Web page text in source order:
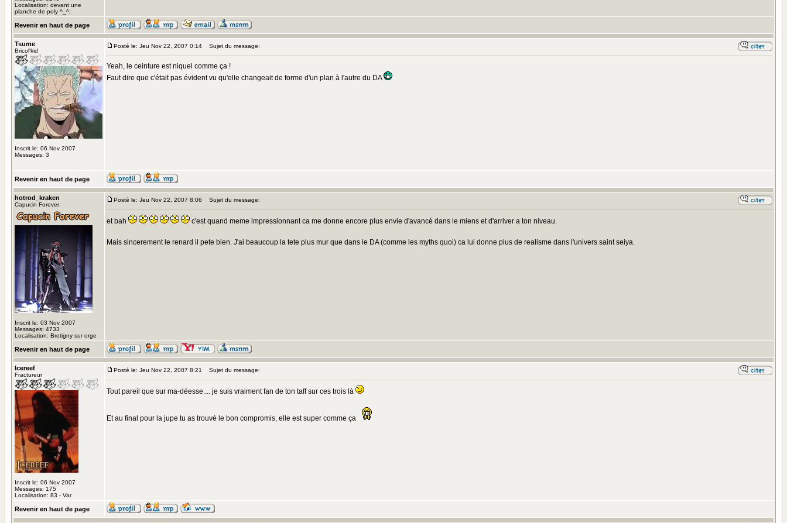
Localisation: devant une
planche de poly ^_^;
Revenir en haut de page
Tsume
Bricol'kid
Inscrit le: 06 Nov 2007
Messages: 3
Posté le: Jeu Nov 22, 2007 0:14 Sujet du message:
Yeah, le ceinture est niquel comme ça !
Faut dire que c'était pas évident vu qu'elle changeait de forme d'un plan à l'autre du DA
Revenir en haut de page
hotrod_kraken
Capucin Forever
Inscrit le: 03 Nov 2007
Messages: 4733
Localisation: Bretigny sur orge
Posté le: Jeu Nov 22, 2007 8:06 Sujet du message:
et bah c'est quand meme impressionnant ca me donne encore plus envie d'avancé dans le miens et d'arriver a ton niveau.
Mais sincerement le renard il pete bien. J'ai beaucoup la tete plus mur que dans le DA (comme les myths quoi) ca lui donne plus de realisme dans l'univers saint seiya.
Revenir en haut de page
Icereef
Fractureur
Inscrit le: 06 Nov 2007
Messages: 175
Localisation: 83 - Var
Posté le: Jeu Nov 22, 2007 8:21 Sujet du message:
Tout pareil que sur ma-déesse.... je suis vraiment fan de ton taff sur ces trois là
Et au final pour la jupe tu as trouvé le bon compromis, elle est super comme ça
Revenir en haut de page